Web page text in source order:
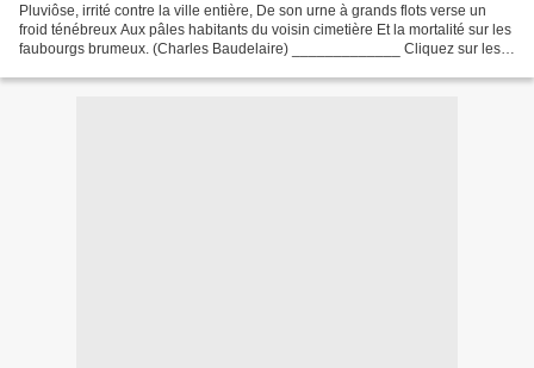
Pluviôse, irrité contre la ville entière, De son urne à grands flots verse un
froid ténébreux Aux pâles habitants du voisin cimetière Et la mortalité sur les
faubourgs brumeux. (Charles Baudelaire) _____________ Cliquez sur les